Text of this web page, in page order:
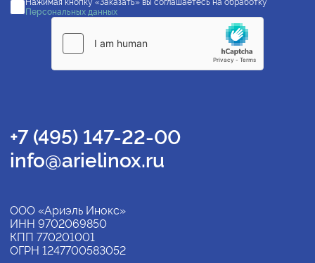
Нажимая кнопку «Заказать» вы соглашаетесь на обработку
Персональных данных
+7 (495) 147-22-00
info@arielinox.ru
ООО «Ариэль Инокс»
ИНН 9702069850
КПП 770201001
ОГРН 1247700583052